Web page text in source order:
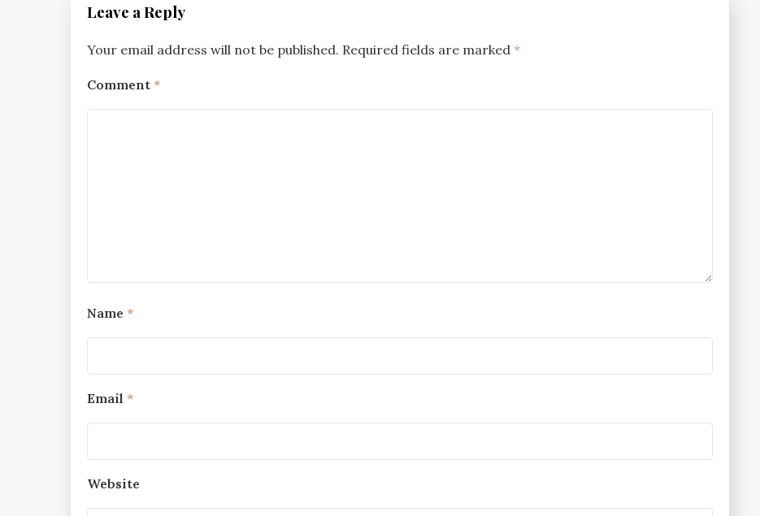
Leave a Reply
Your email address will not be published. Required fields are marked *
Comment *
Name *
Email *
Website